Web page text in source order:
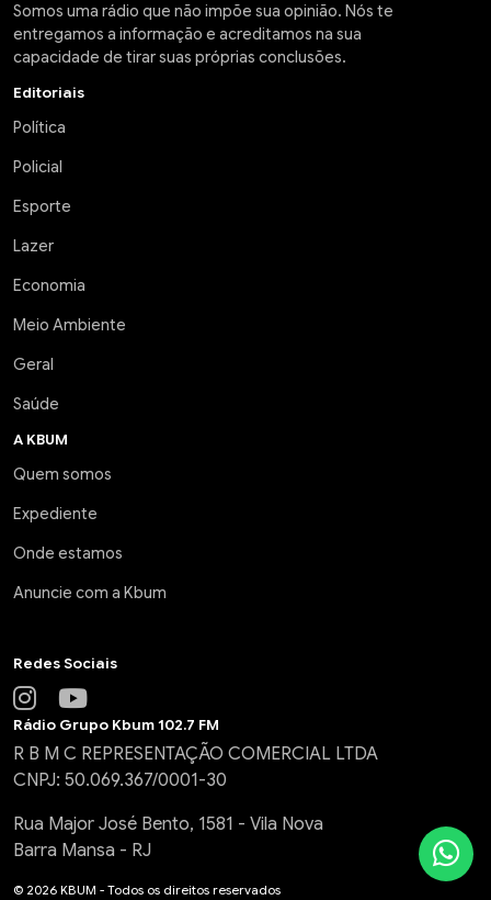
Somos uma rádio que não impõe sua opinião. Nós te
entregamos a informação e acreditamos na sua
capacidade de tirar suas próprias conclusões.
Editoriais
Política
Policial
Esporte
Lazer
Economia
Meio Ambiente
Geral
Saúde
A KBUM
Quem somos
Expediente
Onde estamos
Anuncie com a Kbum
Redes Sociais
Rádio Grupo Kbum 102.7 FM
R B M C REPRESENTAÇÃO COMERCIAL LTDA
CNPJ: 50.069.367/0001-30
Rua Major José Bento, 1581 - Vila Nova
Barra Mansa - RJ
© 2026 KBUM - Todos os direitos reservados